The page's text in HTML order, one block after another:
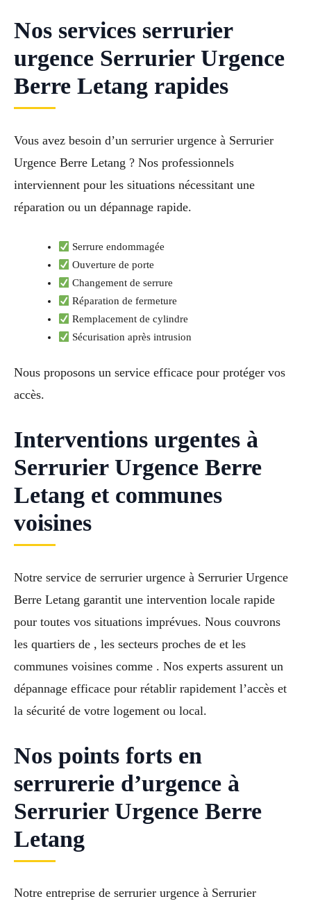
Nos services serrurier
urgence Serrurier Urgence
Berre Letang rapides
Vous avez besoin d’un serrurier urgence à Serrurier
Urgence Berre Letang ? Nos professionnels
interviennent pour les situations nécessitant une
réparation ou un dépannage rapide.
Serrure endommagée
Ouverture de porte
Changement de serrure
Réparation de fermeture
Remplacement de cylindre
Sécurisation après intrusion
Nous proposons un service efficace pour protéger vos
accès.
Interventions urgentes à
Serrurier Urgence Berre
Letang et communes
voisines
Notre service de serrurier urgence à Serrurier Urgence
Berre Letang garantit une intervention locale rapide
pour toutes vos situations imprévues. Nous couvrons
les quartiers de , les secteurs proches de et les
communes voisines comme . Nos experts assurent un
dépannage efficace pour rétablir rapidement l’accès et
la sécurité de votre logement ou local.
Nos points forts en
serrurerie d’urgence à
Serrurier Urgence Berre
Letang
Notre entreprise de serrurier urgence à Serrurier